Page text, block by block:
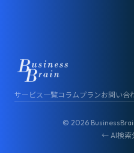
サービス一覧コラムプランお問い合
© 2026
← AI検索